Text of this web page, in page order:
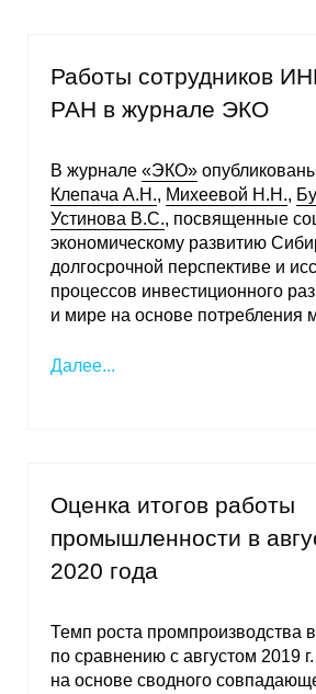
Российско-французский
ЦДУ
Отрасли и регионы
О совете
Регулярные прогнозы
Краткосрочный прогноз
Работы сотрудников
РАН в журнале ЭКО
В журнале «ЭКО»
Клепача А.Н., Михеевой Н.Н.,
Устинова В.С., посвященные
экономическому развитию
долгосрочной перспективе и
процессов инвестиционного
и мире на основе потребления
Далее...
Оценка итогов работы
промышленности в
2020 года
Темп роста промпроизводства в
по сравнению с августом 2019
на основе сводного